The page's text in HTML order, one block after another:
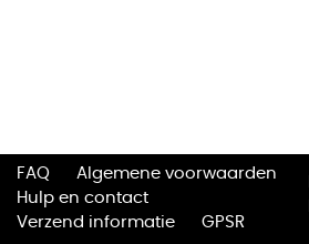
FAQ
Algemene voorwaarden
Hulp en contact
Verzend informatie
GPSR